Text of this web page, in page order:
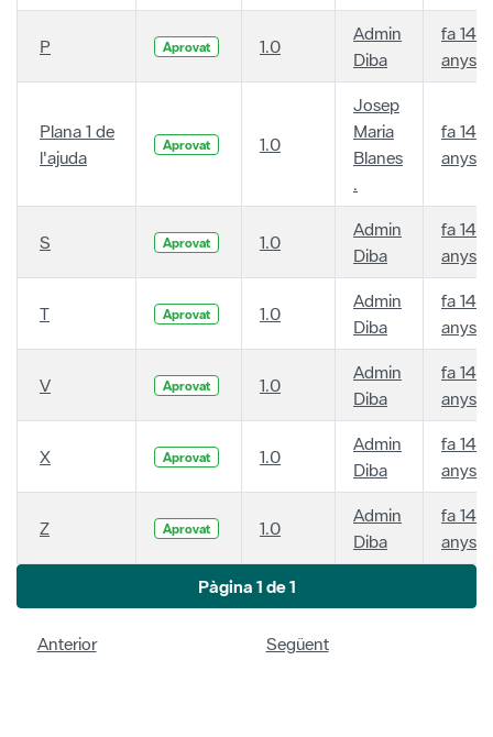
P Aprovat 1.0
Admin
Diba
fa 14
anys
Plana 1 de
l'ajuda
Aprovat 1.0
Josep
Maria
Blanes
.
fa 14
anys
S Aprovat 1.0
Admin
Diba
fa 14
anys
T Aprovat 1.0
Admin
Diba
fa 14
anys
V Aprovat 1.0
Admin
Diba
fa 14
anys
X Aprovat 1.0
Admin
Diba
fa 14
anys
Z Aprovat 1.0
Admin
Diba
fa 14
anys
Pàgina 1 de 1
Anterior Següent